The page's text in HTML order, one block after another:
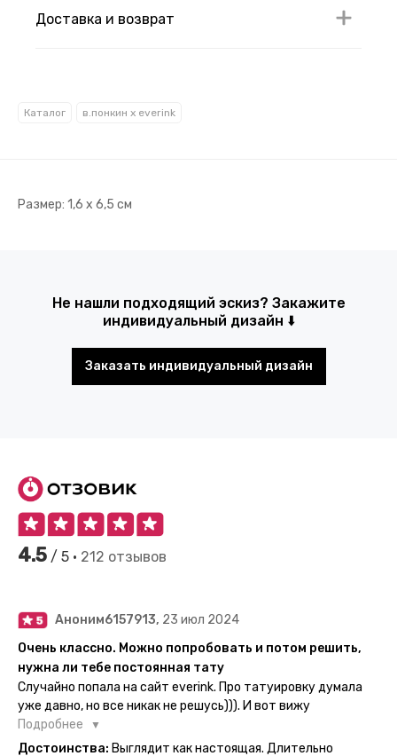
Доставка и возврат
Каталог в.понкин x everink
Размер: 1,6 х 6,5 см
Не нашли подходящий эскиз? Закажите
индивидуальный дизайн ⬇️
Заказать индивидуальный дизайн
4.5 / 5 • 212 отзывов
Аноним6157913, 23 июл 2024
Очень классно. Можно попробовать и потом решить,
нужна ли тебе постоянная тату
Случайно попала на сайт everink. Про татуировку думала
уже давно, но все никак не решусь))). И вот вижу
великолепный каталог everink. Тату на любой вкус.
Заказала и не пожалела. Супер. Выглядит как настоящая.
Подробнее
Достоинства: Выглядит как настоящая. Длительно